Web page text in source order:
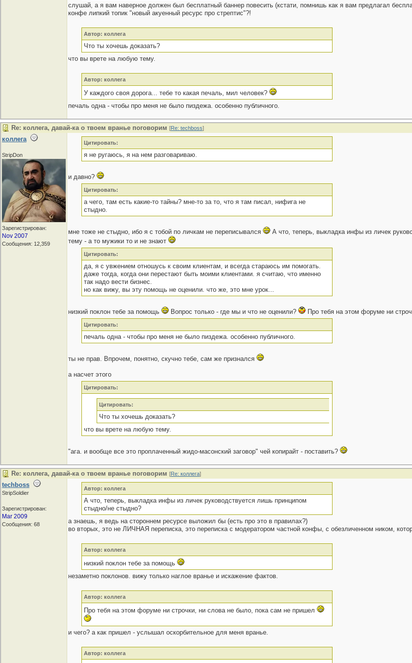
слушай, а я вам наверное должен был бесплатный баннер повесить (кстати, помнишь как я вам предлагал
конфе липкий топик "новый акуенный ресурс про стрептис"?!
Автор: коллега
Что ты хочешь доказать?
что вы врете на любую тему.
Автор: коллега
У каждого своя дорога... тебе то какая печаль, мил человек?
печаль одна - чтобы про меня не было пиздежа. особенно публичного.
Re: коллега, давай-ка о твоем вранье поговорим [Re: techboss]
коллега
StripDon
Зарегистрирован:
Nov 2007
Сообщения: 12,359
Цитировать:
я не ругаюсь, я на нем разговариваю.
и давно?
Цитировать:
а чего, там есть какие-то тайны? мне-то за то, что я там писал, нифига не
стыдно.
мне тоже не стыдно, ибо я с тобой по личкам не переписывался
А что, теперь, выкладка инфы из личек
тему - а то мужики то и не знают
Цитировать:
да, я с увжением отношусь к своим клиентам, и всегда стараюсь им помогать.
даже тогда, когда они перестают быть моими клиентами. я считаю, что именно
так надо вести бизнес.
но как вижу, вы эту помощь не оценили. что же, это мне урок...
низкий поклон тебе за помощь Вопрос только - где мы и что не оценили? Про тебя на этом форуме ни
Цитировать:
печаль одна - чтобы про меня не было пиздежа. особенно публичного.
ты не прав. Впрочем, понятно, скучно тебе, сам же признался
а насчет этого
Цитировать:
Цитировать:
Что ты хочешь доказать?
что вы врете на любую тему.
"ага. и вообще все это проплаченный жидо-масонский заговор" чей копирайт - поставить?
Re: коллега, давай-ка о твоем вранье поговорим [Re: коллега]
techboss
StripSoldier
Зарегистрирован:
Mar 2009
Сообщения: 68
Автор: коллега
А что, теперь, выкладка инфы из личек руководствуется лишь принципом
стыдно/не стыдно?
а знаешь, я ведь на стороннем ресурсе выложил бы (есть про это в правилах?)
во вторых, это не ЛИЧНАЯ переписка, это переписка с модератором частной конфы, с обезличенном ником,
Автор: коллега
низкий поклон тебе за помощь
незаметно поклонов. вижу только наглое вранье и искажение фактов.
Автор: коллега
Про тебя на этом форуме ни строчки, ни слова не было, пока сам не пришел
и чего? а как пришел - услышал оскорбительное для меня вранье.
Автор: коллега